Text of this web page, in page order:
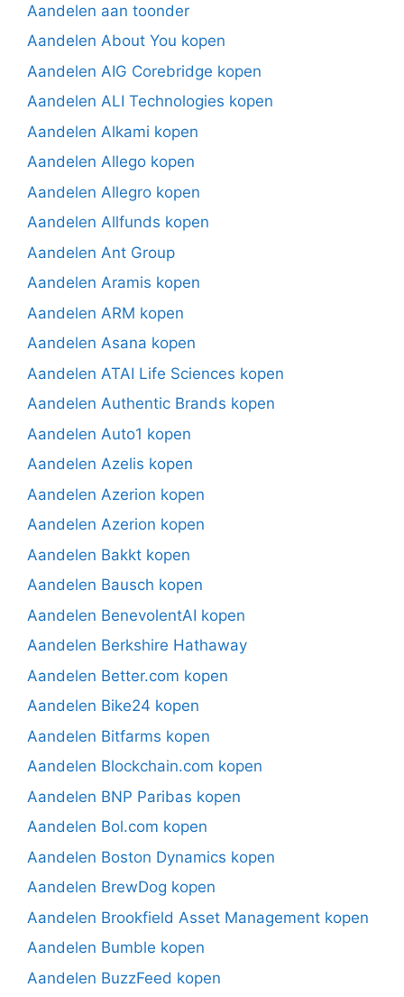
Aandelen aan toonder
Aandelen About You kopen
Aandelen AIG Corebridge kopen
Aandelen ALI Technologies kopen
Aandelen Alkami kopen
Aandelen Allego kopen
Aandelen Allegro kopen
Aandelen Allfunds kopen
Aandelen Ant Group
Aandelen Aramis kopen
Aandelen ARM kopen
Aandelen Asana kopen
Aandelen ATAI Life Sciences kopen
Aandelen Authentic Brands kopen
Aandelen Auto1 kopen
Aandelen Azelis kopen
Aandelen Azerion kopen
Aandelen Azerion kopen
Aandelen Bakkt kopen
Aandelen Bausch kopen
Aandelen BenevolentAI kopen
Aandelen Berkshire Hathaway
Aandelen Better.com kopen
Aandelen Bike24 kopen
Aandelen Bitfarms kopen
Aandelen Blockchain.com kopen
Aandelen BNP Paribas kopen
Aandelen Bol.com kopen
Aandelen Boston Dynamics kopen
Aandelen BrewDog kopen
Aandelen Brookfield Asset Management kopen
Aandelen Bumble kopen
Aandelen BuzzFeed kopen